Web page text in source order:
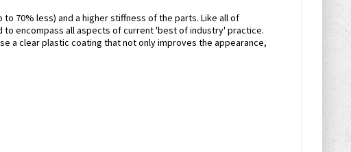
70% less) and a higher stiffness of the parts. Like all of
encompass all aspects of current 'best of industry' practice.
a clear plastic coating that not only improves the appearance,